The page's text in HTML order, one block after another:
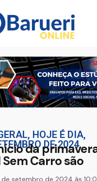
, HOJE É DIA,
DE 2024
da
Carro são
de setembro de 2024 às